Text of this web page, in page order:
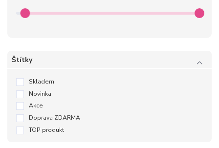
Štítky
Skladem
Novinka
Akce
Doprava ZDARMA
TOP produkt